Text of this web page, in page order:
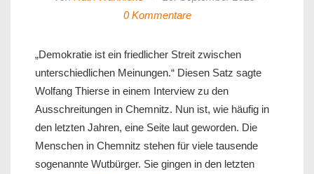
0 Kommentare
„Demokratie ist ein friedlicher Streit zwischen
unterschiedlichen Meinungen.“ Diesen Satz sagte
Wolfang Thierse in einem Interview zu den
Ausschreitungen in Chemnitz. Nun ist, wie häufig in
den letzten Jahren, eine Seite laut geworden. Die
Menschen in Chemnitz stehen für viele tausende
sogenannte Wutbürger. Sie gingen in den letzten